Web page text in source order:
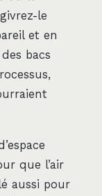
le
et en
bacs
que l’air
aussi pour